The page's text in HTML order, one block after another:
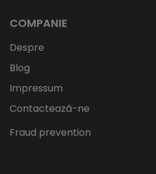
COMPANIE
Despre
Blog
Impressum
Contactează-ne
Fraud prevention